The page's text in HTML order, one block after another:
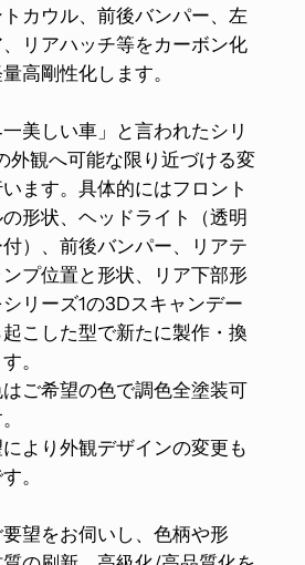
カウル、前後バンパー、左
リアハッチ等をカーボン化
高剛性化します。
一美しい車」と言われたシリ
外観へ可能な限り近づける変
ます。具体的にはフロント
形状、ヘッドライト（透明
付）、前後バンパー、リアテ
プ位置と形状、リア下部形
リーズ1の3Dスキャンデー
起こした型で新たに製作・換
。
ご希望の色で調色全塗装可
より外観デザインの変更も
。
要望をお伺いし、色柄や形